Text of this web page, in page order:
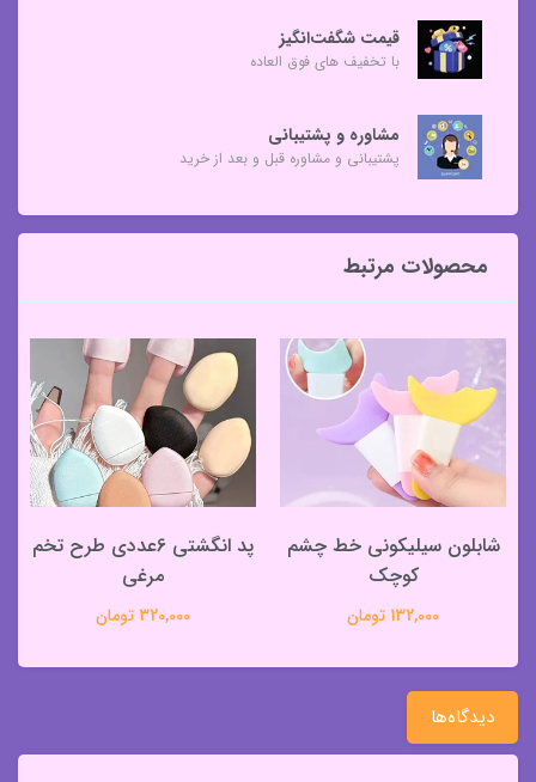
قیمت شگفت‌انگیز
با تخفیف های فوق العاده
مشاوره و پشتیبانی
پشتیبانی و مشاوره قبل و بعد از خرید
محصولات مرتبط
شابلون سیلیکونی خط چشم
کوچک
132,000 تومان
پد انگشتی 6عددی طرح تخم
مرغی
320,000 تومان
دیدگاه‌ها